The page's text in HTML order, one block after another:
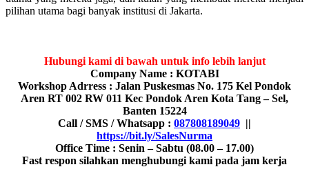
pilihan utama bagi banyak institusi di Jakarta.
Hubungi kami di bawah untuk info lebih lanjut
Company Name : KOTABI
Workshop Adrress : Jalan Puskesmas No. 175 Kel Pondok
Aren RT 002 RW 011 Kec Pondok Aren Kota Tang – Sel,
Banten 15224
Call / SMS / Whatsapp : 087808189049 ||
https://bit.ly/SalesNurma
Office Time : Senin – Sabtu (08.00 – 17.00)
Fast respon silahkan menghubungi kami pada jam kerja